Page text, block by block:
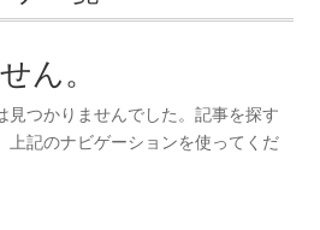
ん。
見つかりませんでした。記事を探す
上記のナビゲーションを使ってくだ